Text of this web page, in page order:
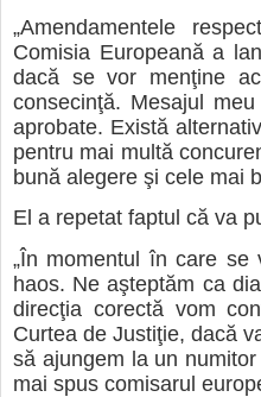
„Amendamentele
Comisia Europeană a
dacă se vor menţine
consecinţă. Mesajul
aprobate. Există
pentru mai multă
bună alegere şi cele mai
El a repetat faptul că va
„În momentul în care se
haos. Ne aşteptăm ca
direcţia corectă vom
Curtea de Justiţie, dacă
să ajungem la un
mai spus comisarul